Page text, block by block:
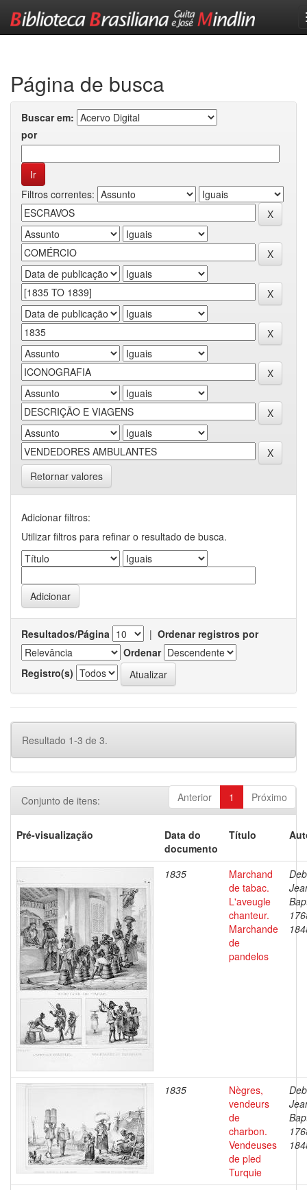
Página de busca
Buscar em:
por
Filtros correntes:
Retornar valores
Adicionar filtros:
Utilizar filtros para refinar o resultado de busca.
Resultados/Página | Ordenar registros por
Ordenar
Registro(s)
Resultado 1-3 de 3.
Anterior 1 Próximo
Conjunto de itens:
Pré-visualização
Data do
documento
Título
1835
Marchand
de tabac.
L'aveugle
chanteur.
Marchande
de
pandelos
1835
Nègres,
vendeurs
de
charbon.
Vendeuses
de pled
Turquie